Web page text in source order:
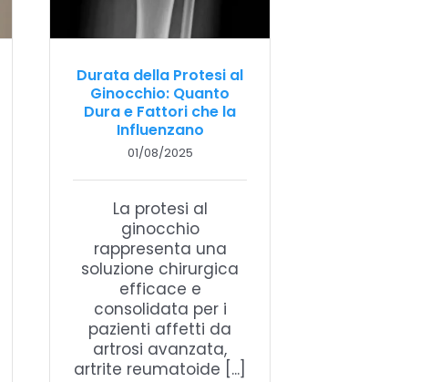
Durata della Protesi al
Ginocchio: Quanto
Dura e Fattori che la
Influenzano
01/08/2025
La protesi al
ginocchio
rappresenta una
soluzione chirurgica
efficace e
consolidata per i
pazienti affetti da
artrosi avanzata,
artrite reumatoide [...]